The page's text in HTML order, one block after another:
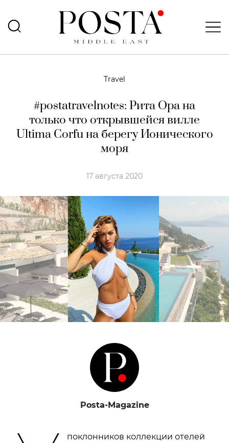
Travel
#postatravelnotes: Рита Ора на
только что открывшейся вилле
Ultima Corfu на берегу Ионического
моря
17 августа 2020
Posta-Magazine
поклонников коллекции отелей